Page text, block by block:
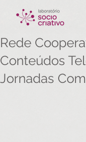
Rede
Conteúdos
Jornadas